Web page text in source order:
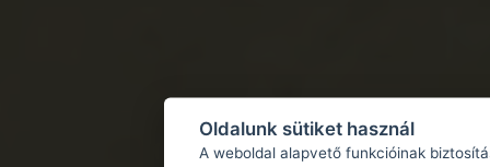
Oldalunk sütiket használ
A weboldal alapvető funkcióinak